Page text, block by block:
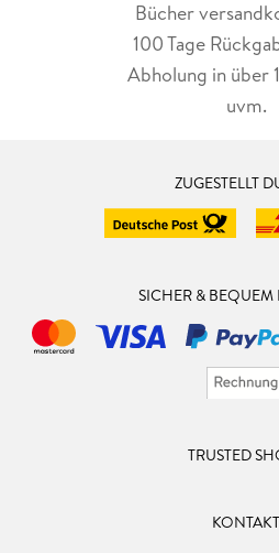
Bücher
100 Tage
Abholung in über
uvm.
ZUGESTELLT
SICHER & BEQUEM
TRUSTED
KONTAKT